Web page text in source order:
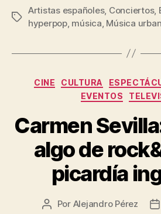
Etiquetas
Artistas españoles, Conciertos,
hyperpop, música Música
CINE CULTURA
EVENTOS
Carmen
algo de
picardía
Autor
Por Alejandro Pérez